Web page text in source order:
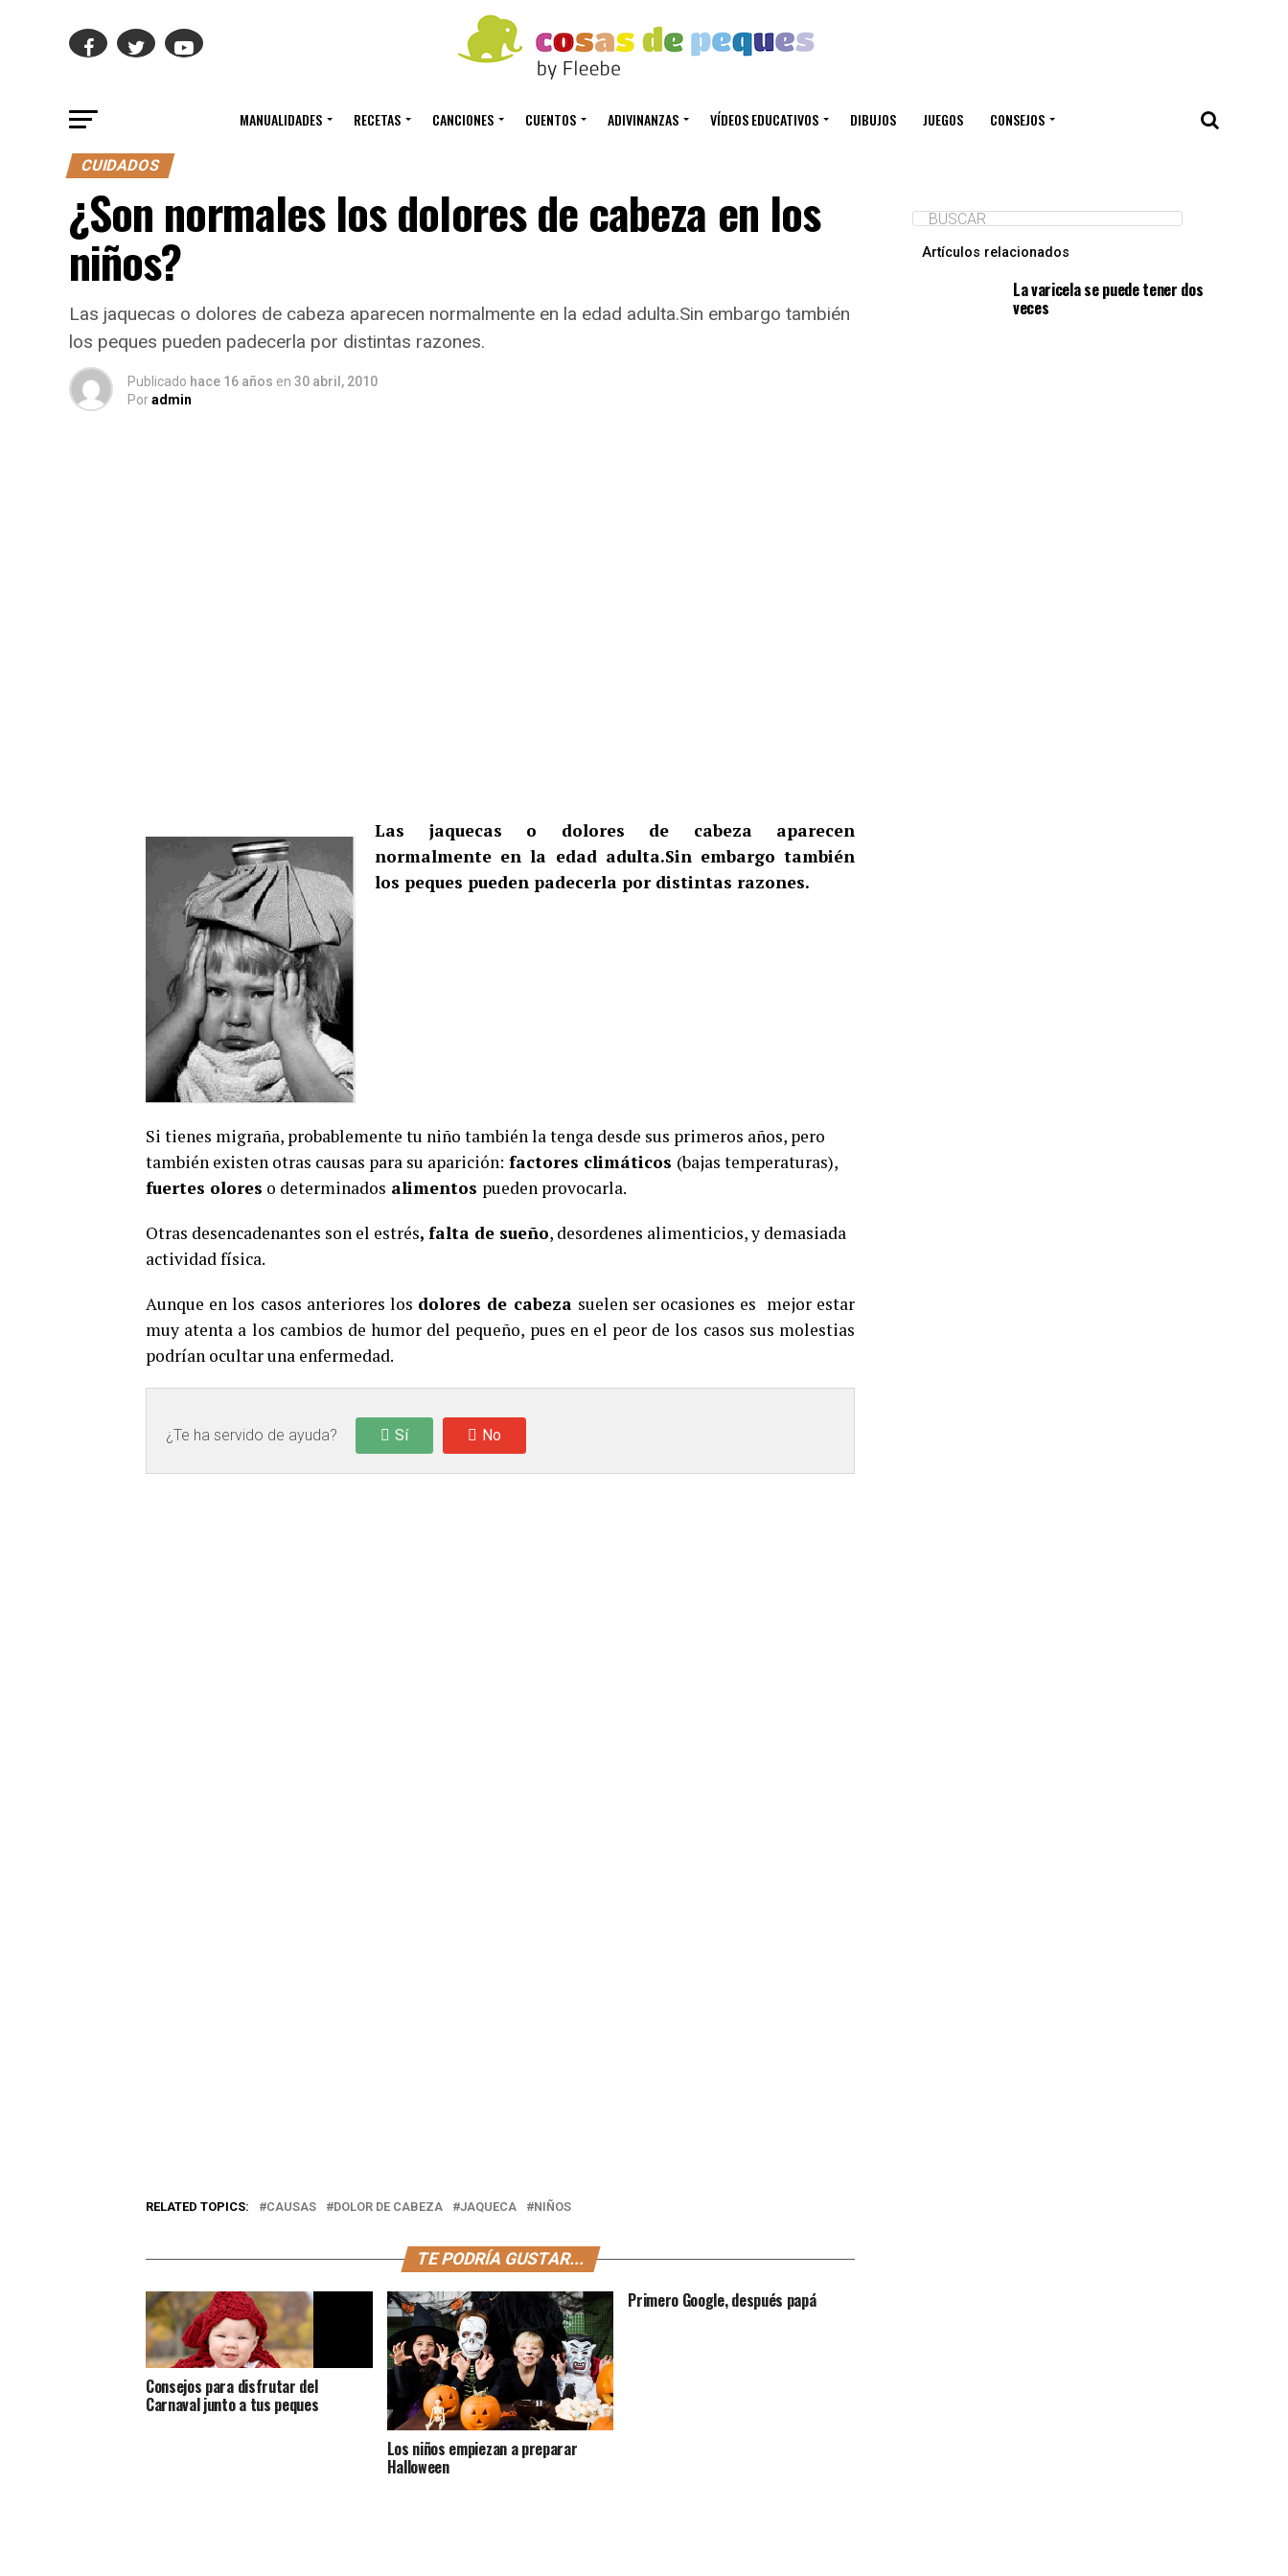
MANUALIDADES RECETAS CANCIONES CUENTOS ADIVINANZAS VÍDEOS EDUCATIVOS DIBUJOS JUEGOS CONSEJOS
CUIDADOS
¿Son normales los dolores de cabeza en los
niños?
Las jaquecas o dolores de cabeza aparecen normalmente en la edad adulta.Sin embargo también
los peques pueden padecerla por distintas razones.
Publicado hace 16 años en 30 abril, 2010
Poradmin
Las jaquecas o dolores de cabeza aparecen
normalmente en la edad adulta.Sin embargo también
los peques pueden padecerla por distintas razones.
Si tienes migraña, probablemente tu niño también la tenga desde sus primeros años, pero
también existen otras causas para su aparición: factores climáticos (bajas temperaturas),
fuertes olores o determinados alimentos pueden provocarla.
Otras desencadenantes son el estrés, falta de sueño, desordenes alimenticios, y demasiada
actividad física.
Aunque en los casos anteriores los dolores de cabeza suelen ser ocasiones es mejor estar
muy atenta a los cambios de humor del pequeño, pues en el peor de los casos sus molestias
podrían ocultar una enfermedad.
¿Te ha servido de ayuda? Sí No
RELATED TOPICS: CAUSAS DOLOR DE CABEZA JAQUECA NIÑOS
TE PODRÍA GUSTAR...
Consejos para disfrutar del
Carnaval junto a tus peques
Los niños empiezan a preparar
Halloween
Primero Google, después papá
Artículos relacionados
La varicela se puede tener dos
veces